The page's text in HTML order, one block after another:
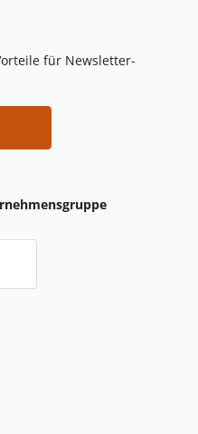
für Newsletter-